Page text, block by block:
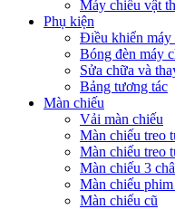
Máy chiếu vật
Phụ kiện
Điều khiển máy
Bóng đèn máy
Sửa chữa và
Bảng tương tác
Màn chiếu
Vải màn chiếu
Màn chiếu treo
Màn chiếu treo
Màn chiếu 3
Màn chiếu
Màn chiếu cũ